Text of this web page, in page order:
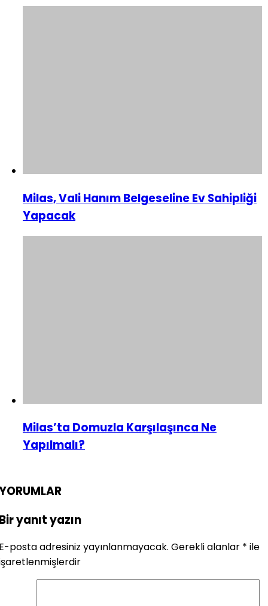
Milas, Vali Hanım Belgeseline Ev Sahipliği
Yapacak
Milas’ta Domuzla Karşılaşınca Ne
Yapılmalı?
yanıt yazın
posta adresiniz yayınlanmayacak. Gerekli alanlar * ile